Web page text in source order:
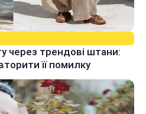
через трендові штани:
її помилку